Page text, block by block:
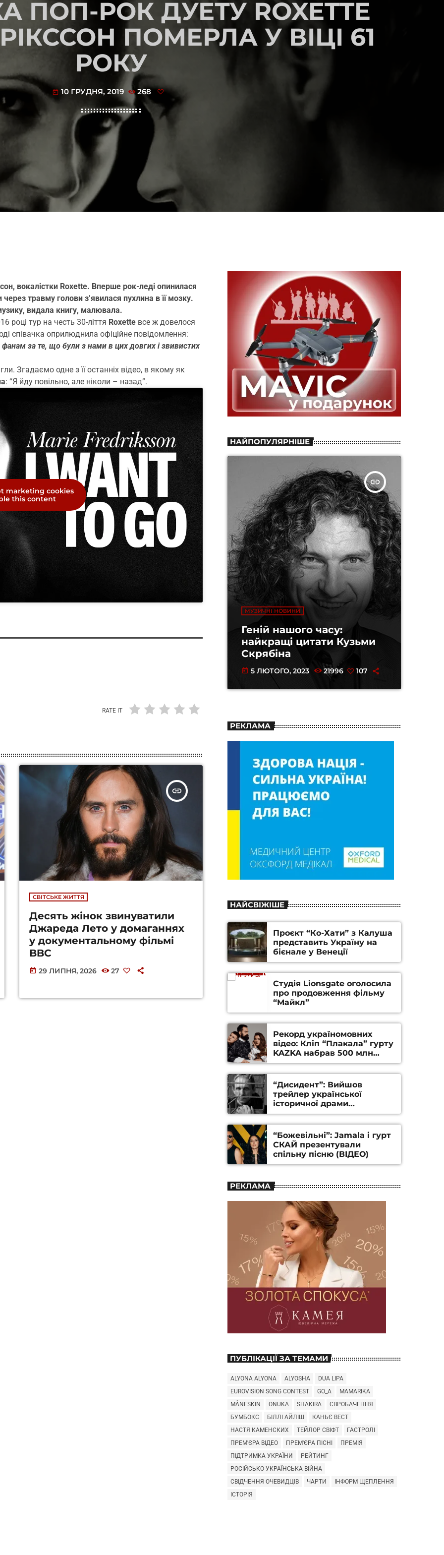
ПОП-РОК ДУЕТУ ROXETTE
ПОМЕРЛА У ВІЦІ 61
РОКУ
today 10 ГРУДНЯ, 2019 268
вокалістки Roxette. Вперше рок-леді опинилася
травму голови з’явилася пухлина в її мозку.
видала книгу, малювала.
році тур на честь 30-ліття Roxette все ж довелося
співачка оприлюднила офіційне повідомлення:
за те, що були з нами в цих довгих і звивистих
Згадаємо одне з її останніх відео, в якому як
: “Я йду повільно, але ніколи – назад”.
marketing cookies
this content
RATE IT
insert_link
СВІТСЬКЕ ЖИТТЯ
Десять жінок звинуватили
Джареда Лето у домаганнях
у документальному фільмі
BBC
today 29 ЛИПНЯ, 2026 27
НАЙПОПУЛЯРНІШЕ
insert_link
МУЗИЧНІ НОВИНИ
Геній нашого часу:
найкращі цитати Кузьми
Скрябіна
today 5 ЛЮТОГО, 2023 21996 107
РЕКЛАМА
НАЙСВІЖІШЕ
Проєкт “Ко-Хати” з Калуша
представить Україну на
бієнале у Венеції
Студія Lionsgate оголосила
про продовження фільму
“Майкл”
Рекорд україномовних
відео: Кліп “Плакала” гурту
KAZKA набрав 500 млн
переглядів на YouTube
“Дисидент”: Вийшов
трейлер української
історичної драми
Станіслава Гуренка та
Андрія Алфьорова (ВІДЕО)
“Божевільні”: Jamala і гурт
СКАЙ презентували
спільну пісню (ВІДЕО)
РЕКЛАМА
ПУБЛІКАЦІЇ ЗА ТЕМАМИ
ALYONA ALYONA ALYOSHA
DUA LIPA
EUROVISION SONG CONTEST
GO_A
MAMARIKA
MÅNESKIN
ONUKA SHAKIRA
ЄВРОБАЧЕННЯ
БУМБОКС
БІЛЛІ АЙЛІШ
КАНЬЄ ВЕСТ
НАСТЯ КАМЕНСКИХ
ТЕЙЛОР СВІФТ
ГАСТРОЛІ
ПРЕМ'ЄРА ВІДЕО
ПРЕМ'ЄРА ПІСНІ
ПРЕМІЯ
ПІДТРИМКА УКРАЇНИ
РЕЙТИНГ
РОСІЙСЬКО-УКРАЇНСЬКА ВІЙНА
СВІДЧЕННЯ ОЧЕВИДЦІВ
ЧАРТИ
ІНФОРМ ЩЕПЛЕННЯ
ІСТОРІЯ